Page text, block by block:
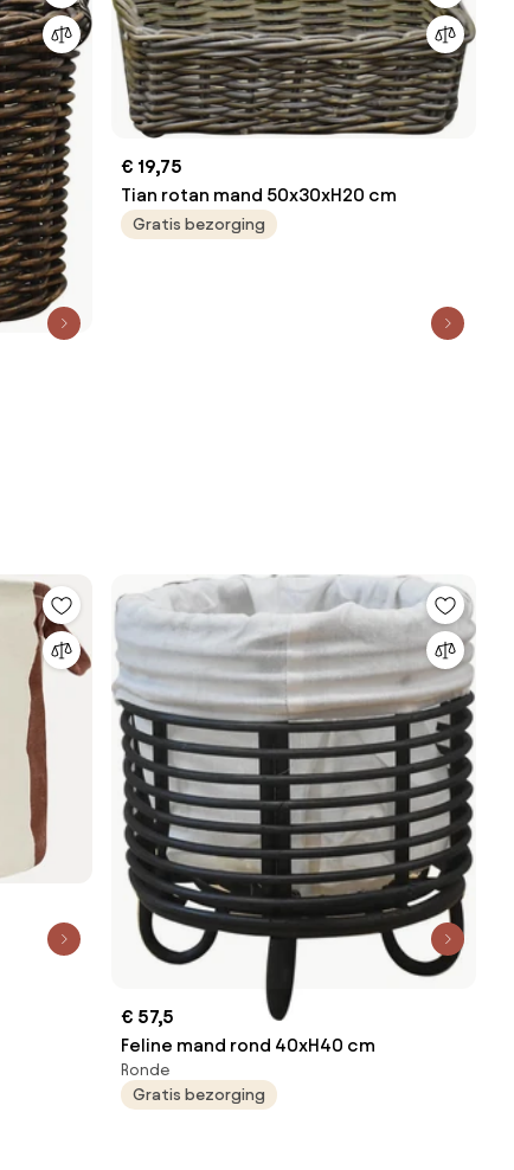
€ 19,75
Tian rotan mand 50x30xH20 cm
Gratis bezorging
€ 57,5
Feline mand rond 40xH40 cm
Ronde
Gratis bezorging